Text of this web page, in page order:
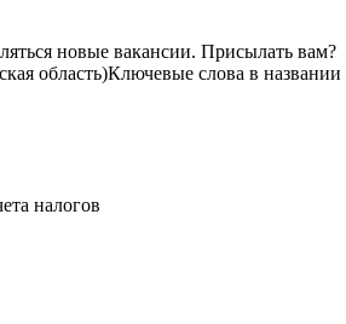
новые вакансии. Присылать вам?
область)Ключевые слова в
налогов